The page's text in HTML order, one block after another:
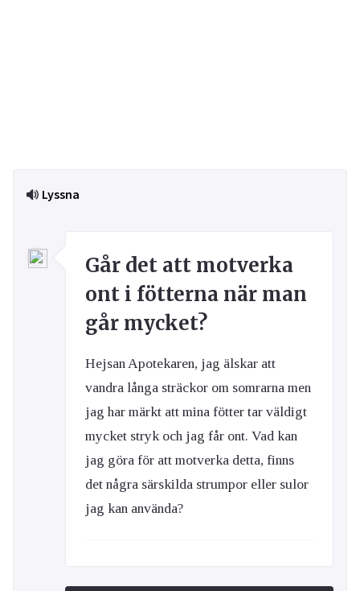
Lyssna
Går det att motverka
ont i fötterna när man
går mycket?
Hejsan Apotekaren, jag älskar att
vandra långa sträckor om somrarna men
jag har märkt att mina fötter tar väldigt
mycket stryk och jag får ont. Vad kan
jag göra för att motverka detta, finns
det några särskilda strumpor eller sulor
jag kan använda?